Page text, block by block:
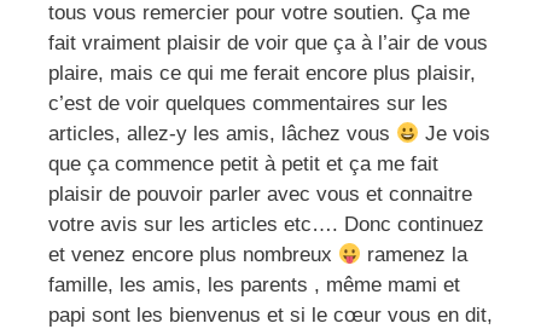
tous vous remercier pour votre soutien. Ça me
fait vraiment plaisir de voir que ça à l’air de vous
plaire, mais ce qui me ferait encore plus plaisir,
c’est de voir quelques commentaires sur les
articles, allez-y les amis, lâchez vous
Je vois
que ça commence petit à petit et ça me fait
plaisir de pouvoir parler avec vous et connaitre
votre avis sur les articles etc…. Donc continuez
et venez encore plus nombreux
ramenez la
famille, les amis, les parents , même mami et
papi sont les bienvenus et si le cœur vous en dit,